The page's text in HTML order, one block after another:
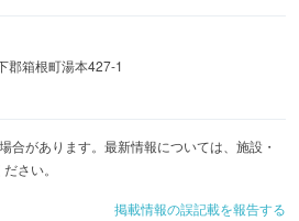
郡箱根町湯本427-1
合があります。最新情報については、施設・
さい。
掲載情報の誤記載を報告する